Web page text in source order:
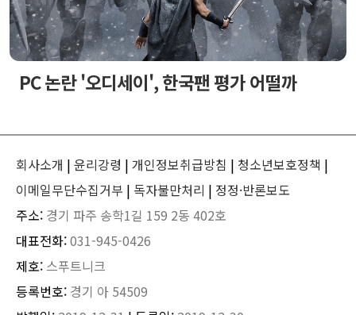
PC 논란 '오디세이', 한국팬 평가 어떨까
회사소개 | 윤리강령 | 개인정보취급방침 | 청소년보호정책 |
이메일무단수집거부 | 독자불만처리 | 정정·반론보도
주소: 경기 파주 송학1길 159 2동 402호
대표전화:031-945-0426
제호: 스푸트니크
등록번호: 경기 아 54509